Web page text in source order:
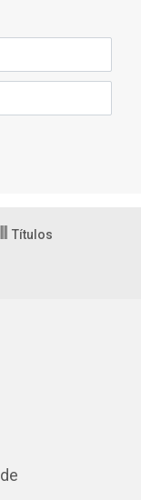
Títulos